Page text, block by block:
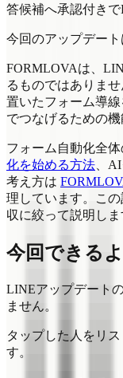
答候補へ承認付き
今回のアップデート
FORMLOVAは、
るものではありま
置いたフォーム導
でつなげるための機
フォーム自動化全
化を始める方法 、
考え方は
理しています。こ
収に絞って説明しま
今回できる
LINEアップデート
ません。
タップした人をリ
す。